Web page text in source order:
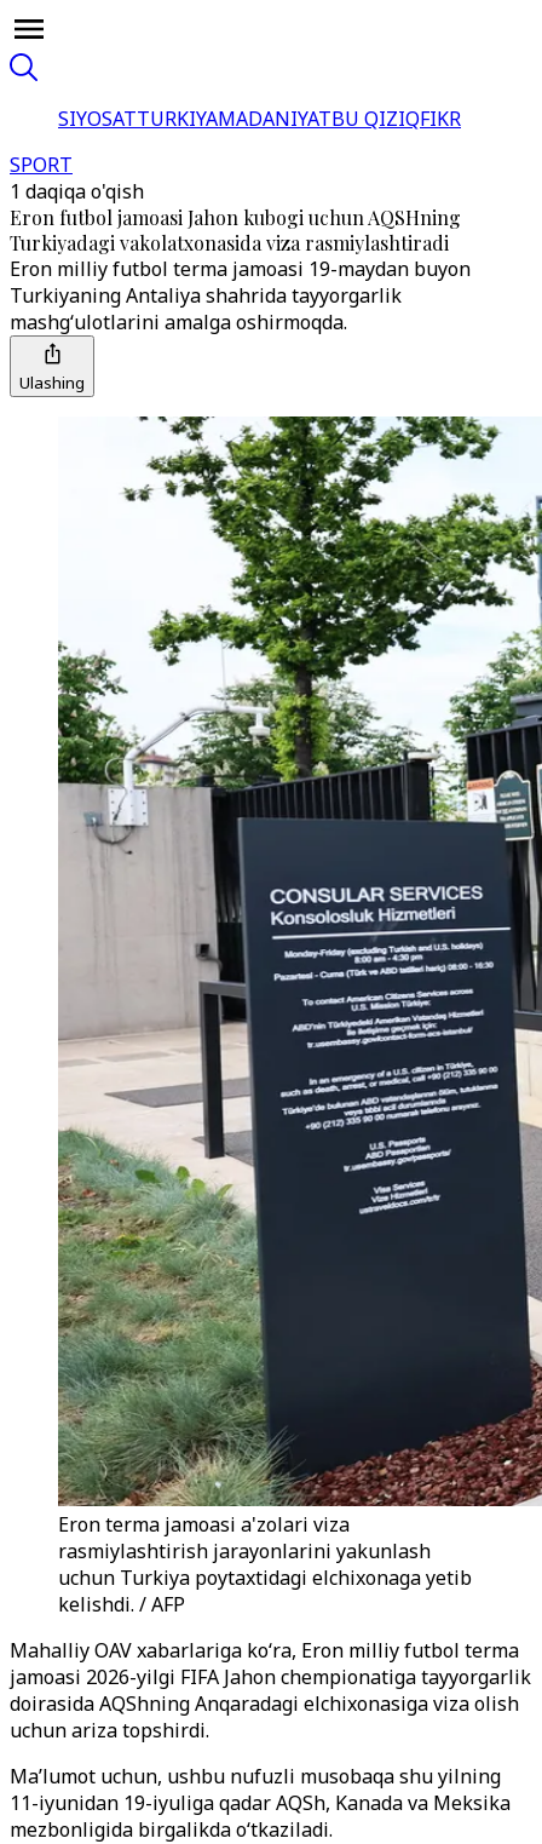
SIYOSATTURKIYAMADANIYATBU QIZIQFIKR
SPORT
1 daqiqa o'qish
Eron futbol jamoasi Jahon kubogi uchun AQSHning
Turkiyadagi vakolatxonasida viza rasmiylashtiradi
Eron milliy futbol terma jamoasi 19-maydan buyon
Turkiyaning Antaliya shahrida tayyorgarlik
mashgʻulotlarini amalga oshirmoqda.
Ulashing
Eron terma jamoasi a'zolari viza
rasmiylashtirish jarayonlarini yakunlash
uchun Turkiya poytaxtidagi elchixonaga yetib
kelishdi. / AFP
Mahalliy OAV xabarlariga ko‘ra, Eron milliy futbol terma
jamoasi 2026-yilgi FIFA Jahon chempionatiga tayyorgarlik
doirasida AQShning Anqaradagi elchixonasiga viza olish
uchun ariza topshirdi.
Ma’lumot uchun, ushbu nufuzli musobaqa shu yilning
11-iyunidan 19-iyuliga qadar AQSh, Kanada va Meksika
mezbonligida birgalikda o‘tkaziladi.